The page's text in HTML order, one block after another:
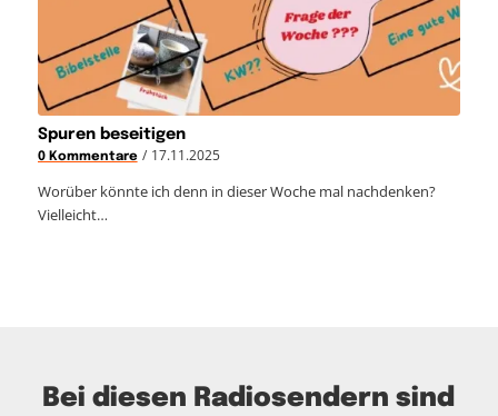
Spuren beseitigen
0 Kommentare / 17.11.2025
Worüber könnte ich denn in dieser Woche mal nachdenken?
Vielleicht…
Bei diesen Radiosendern sind